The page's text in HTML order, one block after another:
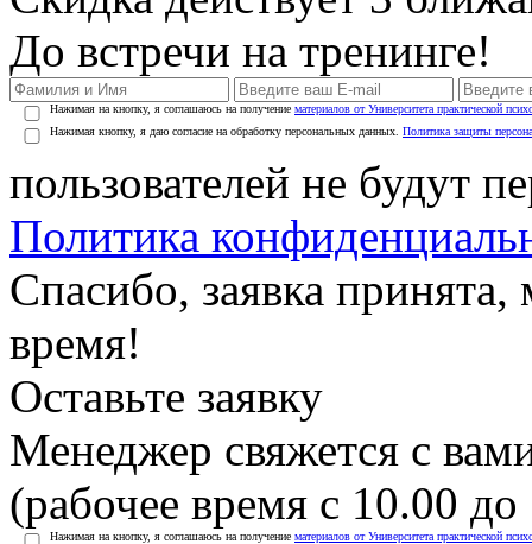
До встречи на тренинге!
Нажимая на кнопку, я соглашаюсь на получение материалов от Университета практической
Нажимая кнопку, я даю согласие на обработку персональных данных. Политика защиты
пользователей не будут
Политика
Спасибо, заявка
время!
Оставьте заявку
Менеджер свяжется с
(рабочее время с 10.00
Нажимая на кнопку, я соглашаюсь на получение материалов от Университета практической